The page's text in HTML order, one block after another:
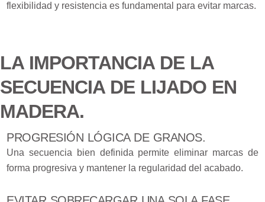
flexibilidad y resistencia es fundamental para evitar marcas.
LA IMPORTANCIA DE LA
SECUENCIA DE LIJADO EN
MADERA.
PROGRESIÓN LÓGICA DE GRANOS.
Una secuencia bien definida permite eliminar marcas de
forma progresiva y mantener la regularidad del acabado.